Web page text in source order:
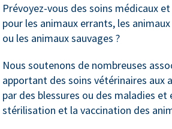
Prévoyez-vous des soins médicaux
pour les animaux errants, les
ou les animaux sauvages ?
Nous soutenons de nombreuses
apportant des soins vétérinaires aux
par des blessures ou des maladies et
stérilisation et la vaccination des